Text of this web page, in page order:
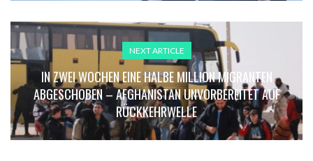
NEXT ARTICLE
IN ZWEI WOCHEN EINE HALBE MILLION MIGRANTEN
ABGESCHOBEN – AFGHANISTAN UNVORBEREITET AUF
RÜCKKEHRWELLE